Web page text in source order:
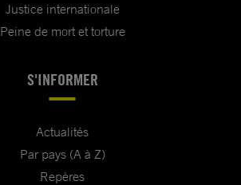
Justice internationale
Peine de mort et torture
S'INFORMER
Actualités
Par pays (A à Z)
Repères